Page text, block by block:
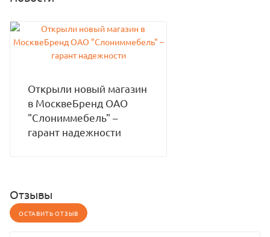
Открыли новый магазин
в МосквеБренд ОАО
"Слониммебель" –
гарант надежности
Отзывы
ОСТАВИТЬ ОТЗЫВ